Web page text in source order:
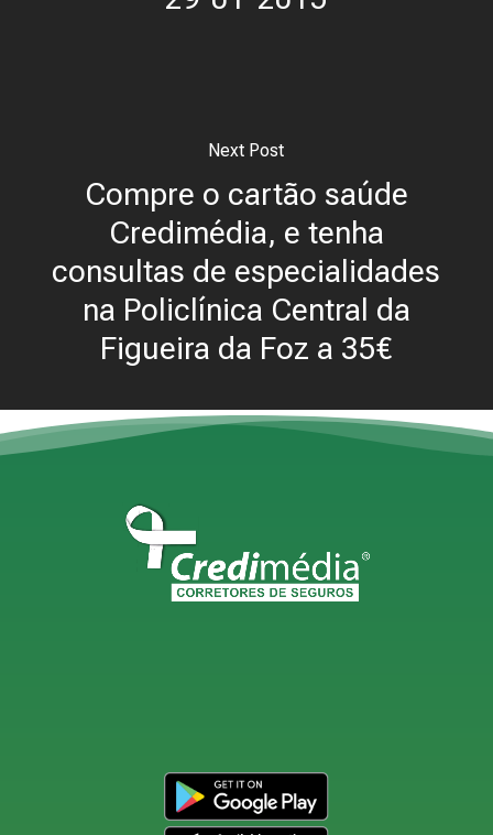
Next Post
Compre o cartão saúde
Credimédia, e tenha
consultas de especialidades
na Policlínica Central da
Figueira da Foz a 35€